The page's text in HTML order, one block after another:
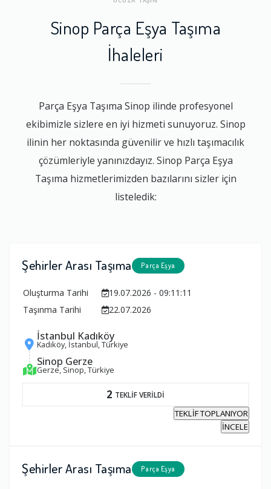
Sinop Parça Eşya Taşıma
İhaleleri
Parça Eşya Taşıma Sinop ilinde profesyonel
ekibimizle sizlere en iyi hizmeti sunuyoruz. Sinop
ilinin her noktasında güvenilir ve hızlı taşımacılık
çözümleriyle yanınızdayız. Sinop Parça Eşya
Taşıma hizmetlerimizden bazılarını sizler için
listeledik:
Şehirler Arası Taşıma Parça Eşya
Oluşturma Tarihi
19.07.2026 - 09:11:11
Taşınma Tarihi
22.07.2026
İstanbul Kadıköy
Kadıköy, İstanbul, Türkiye
Sinop Gerze
Gerze, Sinop, Türkiye
2 TEKLİF VERİLDİ
TEKLİF TOPLANIYOR
İNCELE
Şehirler Arası Taşıma Parça Eşya